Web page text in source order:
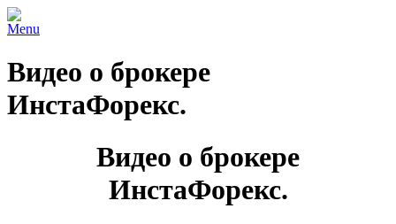
Menu
Видео о брокере
ИнстаФорекс.
Видео о брокере
ИнстаФорекс.